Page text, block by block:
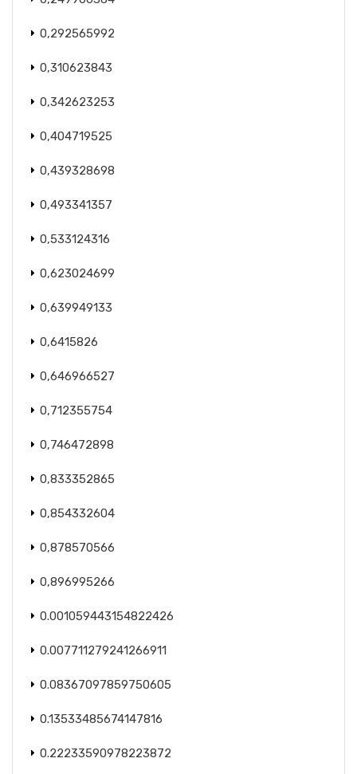
0,292565992
0,310623843
0,342623253
0,404719525
0,439328698
0,493341357
0,533124316
0,623024699
0,639949133
0,6415826
0,646966527
0,712355754
0,746472898
0,833352865
0,854332604
0,878570566
0,896995266
0.001059443154822426
0.007711279241266911
0.08367097859750605
0.13533485674147816
0.22233590978223872